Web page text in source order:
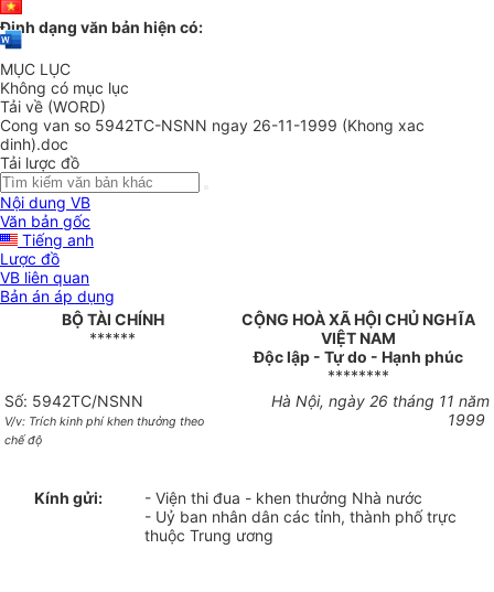
Định dạng văn bản hiện có:
MỤC LỤC
Không có mục lục
Tải về (WORD)
Cong van so 5942TC-NSNN ngay 26-11-1999 (Khong xac
dinh).doc
Tải lược đồ
Nội dung VB
Văn bản gốc
Tiếng anh
Lược đồ
VB liên quan
Bản án áp dụng
BỘ TÀI CHÍNH
******
CỘNG HOÀ XÃ HỘI CHỦ NGHĨA
VIỆT NAM
Độc lập - Tự do - Hạnh phúc
********
Số: 5942TC/NSNN
V/v: Trích kinh phí khen thưởng theo
chế độ
Hà Nội, ngày 26 tháng 11 năm
1999
Kính gửi:
- Viện thi đua - khen thưởng Nhà nước
- Uỷ ban nhân dân các tỉnh, thành phố trực
thuộc Trung ương